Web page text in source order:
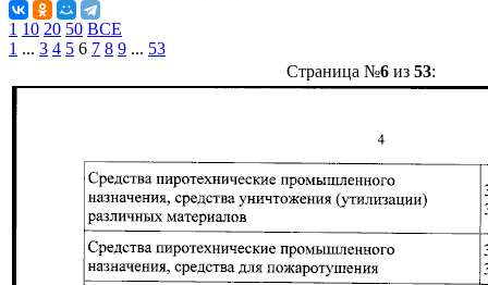
1 10 20 50 ВСЕ
1 ... 3 4 5 6 7 8 9 ... 53
Страница №6из 53: